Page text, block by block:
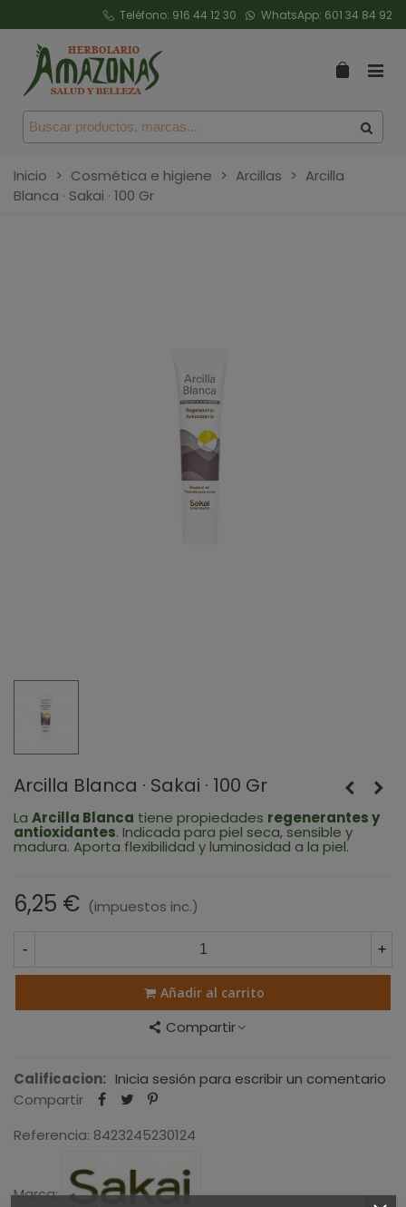
Teléfono: 916 44 12 30 WhatsApp: 601 34 84 92
Inicio > Cosmética e higiene > Arcillas > Arcilla
Blanca · Sakai · 100 Gr
Arcilla Blanca · Sakai · 100 Gr
La Arcilla Blanca tiene propiedades regenerantes y
antioxidantes. Indicada para piel seca, sensible y
madura. Aporta flexibilidad y luminosidad a la piel.
6,25 € (impuestos inc.)
- +
Añadir al carrito
Compartir
Calificacion: Inicia sesión para escribir un comentario
Compartir
Referencia: 8423245230124
Marca: